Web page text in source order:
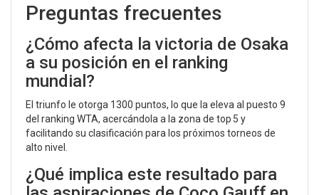
Preguntas frecuentes
¿Cómo afecta la victoria de Osaka
a su posición en el ranking
mundial?
El triunfo le otorga 1300 puntos, lo que la eleva al puesto 9
del ranking WTA, acercándola a la zona de top 5 y
facilitando su clasificación para los próximos torneos de
alto nivel.
¿Qué implica este resultado para